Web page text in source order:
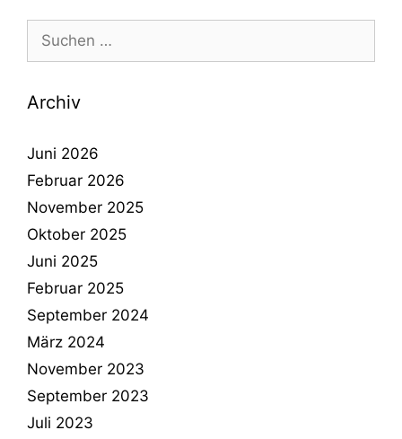
Archiv
Juni 2026
Februar 2026
November 2025
Oktober 2025
Juni 2025
Februar 2025
September 2024
März 2024
November 2023
September 2023
Juli 2023